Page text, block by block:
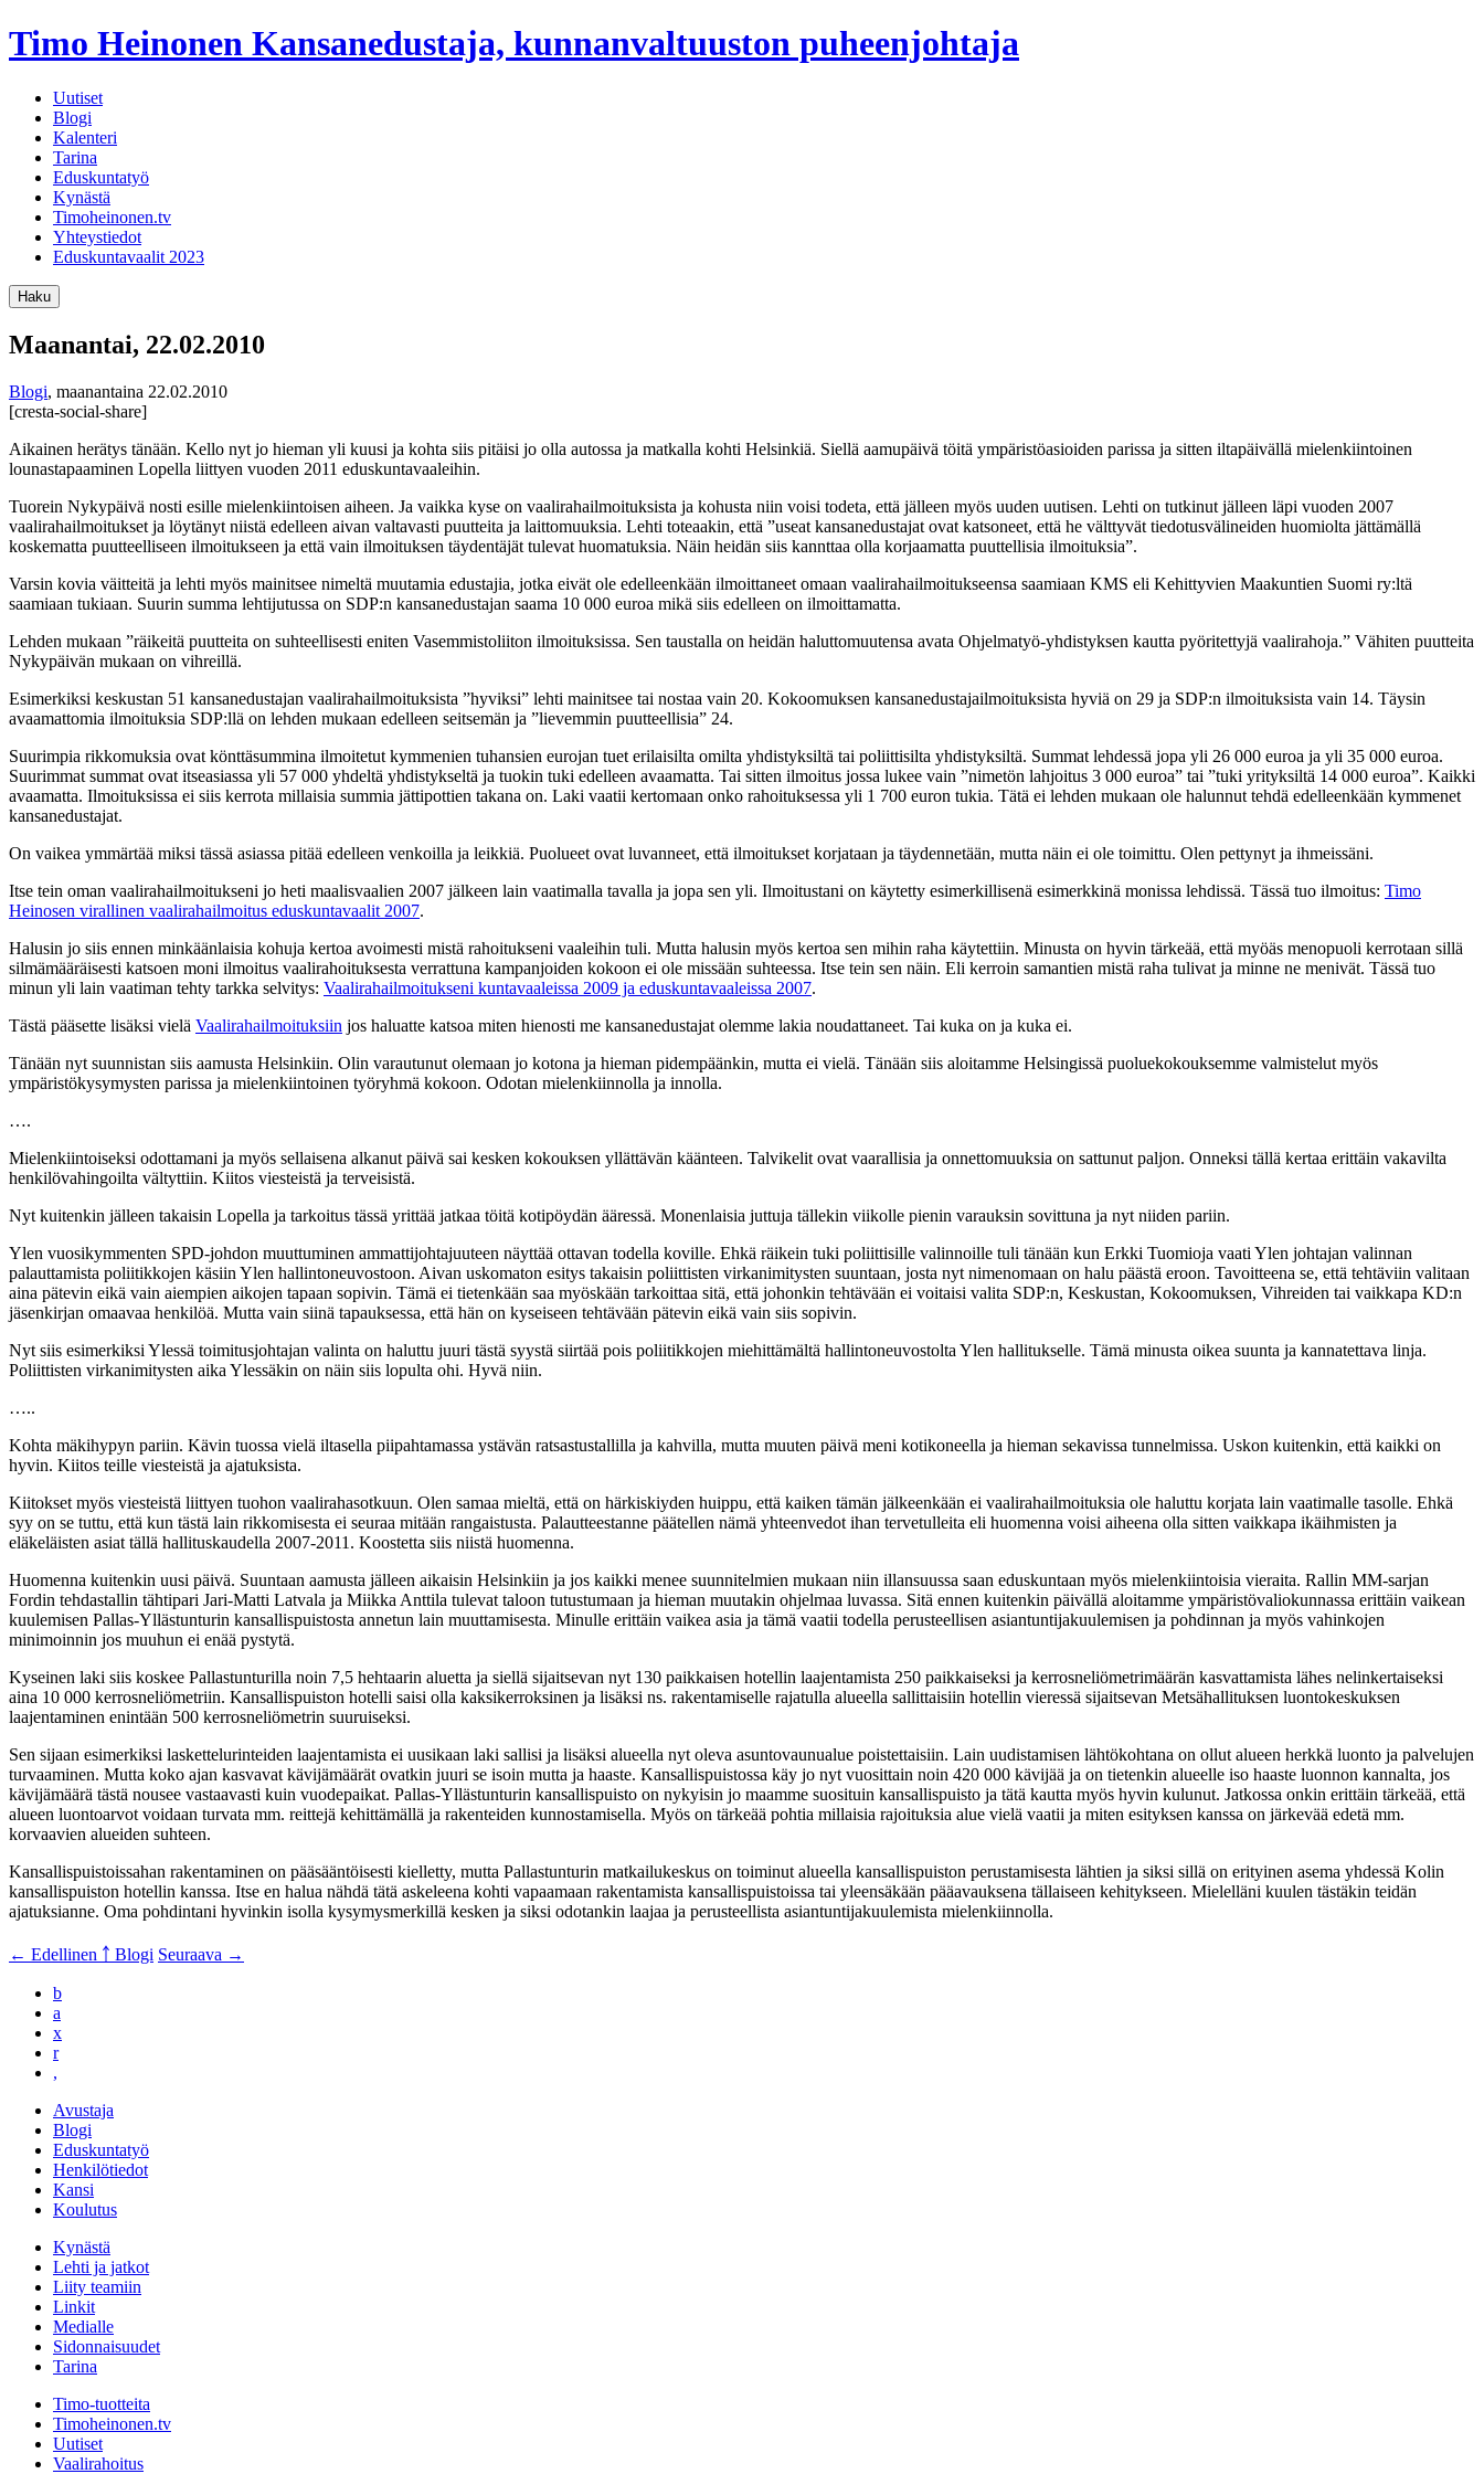
Timo Heinonen Kansanedustaja, kunnanvaltuuston puheenjohtaja
Uutiset
Blogi
Kalenteri
Tarina
Eduskuntatyö
Kynästä
Timoheinonen.tv
Yhteystiedot
Eduskuntavaalit 2023
Haku
Maanantai, 22.02.2010
Blogi, maanantaina 22.02.2010
[cresta-social-share]
Aikainen herätys tänään. Kello nyt jo hieman yli kuusi ja kohta siis pitäisi jo olla autossa ja matkalla kohti Helsinkiä. Siellä aamupäivä töitä ympäristöasioiden parissa ja sitten iltapäivällä mielenkiintoinen
lounastapaaminen Lopella liittyen vuoden 2011 eduskuntavaaleihin.
Tuorein Nykypäivä nosti esille mielenkiintoisen aiheen. Ja vaikka kyse on vaalirahailmoituksista ja kohusta niin voisi todeta, että jälleen myös uuden uutisen. Lehti on tutkinut jälleen läpi vuoden 2007
vaalirahailmoitukset ja löytänyt niistä edelleen aivan valtavasti puutteita ja laittomuuksia. Lehti toteaakin, että ”useat kansanedustajat ovat katsoneet, että he välttyvät tiedotusvälineiden huomiolta jättämällä
koskematta puutteelliseen ilmoitukseen ja että vain ilmoituksen täydentäjät tulevat huomatuksia. Näin heidän siis kannttaa olla korjaamatta puuttellisia ilmoituksia”.
Varsin kovia väitteitä ja lehti myös mainitsee nimeltä muutamia edustajia, jotka eivät ole edelleenkään ilmoittaneet omaan vaalirahailmoitukseensa saamiaan KMS eli Kehittyvien Maakuntien Suomi ry:ltä
saamiaan tukiaan. Suurin summa lehtijutussa on SDP:n kansanedustajan saama 10 000 euroa mikä siis edelleen on ilmoittamatta.
Lehden mukaan ”räikeitä puutteita on suhteellisesti eniten Vasemmistoliiton ilmoituksissa. Sen taustalla on heidän haluttomuutensa avata Ohjelmatyö-yhdistyksen kautta pyöritettyjä vaalirahoja.” Vähiten puutteita
Nykypäivän mukaan on vihreillä.
Esimerkiksi keskustan 51 kansanedustajan vaalirahailmoituksista ”hyviksi” lehti mainitsee tai nostaa vain 20. Kokoomuksen kansanedustajailmoituksista hyviä on 29 ja SDP:n ilmoituksista vain 14. Täysin
avaamattomia ilmoituksia SDP:llä on lehden mukaan edelleen seitsemän ja ”lievemmin puutteellisia” 24.
Suurimpia rikkomuksia ovat könttäsummina ilmoitetut kymmenien tuhansien eurojan tuet erilaisilta omilta yhdistyksiltä tai poliittisilta yhdistyksiltä. Summat lehdessä jopa yli 26 000 euroa ja yli 35 000 euroa.
Suurimmat summat ovat itseasiassa yli 57 000 yhdeltä yhdistykseltä ja tuokin tuki edelleen avaamatta. Tai sitten ilmoitus jossa lukee vain ”nimetön lahjoitus 3 000 euroa” tai ”tuki yrityksiltä 14 000 euroa”. Kaikki
avaamatta. Ilmoituksissa ei siis kerrota millaisia summia jättipottien takana on. Laki vaatii kertomaan onko rahoituksessa yli 1 700 euron tukia. Tätä ei lehden mukaan ole halunnut tehdä edelleenkään kymmenet
kansanedustajat.
On vaikea ymmärtää miksi tässä asiassa pitää edelleen venkoilla ja leikkiä. Puolueet ovat luvanneet, että ilmoitukset korjataan ja täydennetään, mutta näin ei ole toimittu. Olen pettynyt ja ihmeissäni.
Itse tein oman vaalirahailmoitukseni jo heti maalisvaalien 2007 jälkeen lain vaatimalla tavalla ja jopa sen yli. Ilmoitustani on käytetty esimerkillisenä esimerkkinä monissa lehdissä. Tässä tuo ilmoitus: Timo
Heinosen virallinen vaalirahailmoitus eduskuntavaalit 2007.
Halusin jo siis ennen minkäänlaisia kohuja kertoa avoimesti mistä rahoitukseni vaaleihin tuli. Mutta halusin myös kertoa sen mihin raha käytettiin. Minusta on hyvin tärkeää, että myöäs menopuoli kerrotaan sillä
silmämääräisesti katsoen moni ilmoitus vaalirahoituksesta verrattuna kampanjoiden kokoon ei ole missään suhteessa. Itse tein sen näin. Eli kerroin samantien mistä raha tulivat ja minne ne menivät. Tässä tuo
minun yli lain vaatiman tehty tarkka selvitys: Vaalirahailmoitukseni kuntavaaleissa 2009 ja eduskuntavaaleissa 2007.
Tästä pääsette lisäksi vielä Vaalirahailmoituksiin jos haluatte katsoa miten hienosti me kansanedustajat olemme lakia noudattaneet. Tai kuka on ja kuka ei.
Tänään nyt suunnistan siis aamusta Helsinkiin. Olin varautunut olemaan jo kotona ja hieman pidempäänkin, mutta ei vielä. Tänään siis aloitamme Helsingissä puoluekokouksemme valmistelut myös
ympäristökysymysten parissa ja mielenkiintoinen työryhmä kokoon. Odotan mielenkiinnolla ja innolla.
….
Mielenkiintoiseksi odottamani ja myös sellaisena alkanut päivä sai kesken kokouksen yllättävän käänteen. Talvikelit ovat vaarallisia ja onnettomuuksia on sattunut paljon. Onneksi tällä kertaa erittäin vakavilta
henkilövahingoilta vältyttiin. Kiitos viesteistä ja terveisistä.
Nyt kuitenkin jälleen takaisin Lopella ja tarkoitus tässä yrittää jatkaa töitä kotipöydän ääressä. Monenlaisia juttuja tällekin viikolle pienin varauksin sovittuna ja nyt niiden pariin.
Ylen vuosikymmenten SPD-johdon muuttuminen ammattijohtajuuteen näyttää ottavan todella koville. Ehkä räikein tuki poliittisille valinnoille tuli tänään kun Erkki Tuomioja vaati Ylen johtajan valinnan
palauttamista poliitikkojen käsiin Ylen hallintoneuvostoon. Aivan uskomaton esitys takaisin poliittisten virkanimitysten suuntaan, josta nyt nimenomaan on halu päästä eroon. Tavoitteena se, että tehtäviin valitaan
aina pätevin eikä vain aiempien aikojen tapaan sopivin. Tämä ei tietenkään saa myöskään tarkoittaa sitä, että johonkin tehtävään ei voitaisi valita SDP:n, Keskustan, Kokoomuksen, Vihreiden tai vaikkapa KD:n
jäsenkirjan omaavaa henkilöä. Mutta vain siinä tapauksessa, että hän on kyseiseen tehtävään pätevin eikä vain siis sopivin.
Nyt siis esimerkiksi Ylessä toimitusjohtajan valinta on haluttu juuri tästä syystä siirtää pois poliitikkojen miehittämältä hallintoneuvostolta Ylen hallitukselle. Tämä minusta oikea suunta ja kannatettava linja.
Poliittisten virkanimitysten aika Ylessäkin on näin siis lopulta ohi. Hyvä niin.
…..
Kohta mäkihypyn pariin. Kävin tuossa vielä iltasella piipahtamassa ystävän ratsastustallilla ja kahvilla, mutta muuten päivä meni kotikoneella ja hieman sekavissa tunnelmissa. Uskon kuitenkin, että kaikki on
hyvin. Kiitos teille viesteistä ja ajatuksista.
Kiitokset myös viesteistä liittyen tuohon vaalirahasotkuun. Olen samaa mieltä, että on härkiskiyden huippu, että kaiken tämän jälkeenkään ei vaalirahailmoituksia ole haluttu korjata lain vaatimalle tasolle. Ehkä
syy on se tuttu, että kun tästä lain rikkomisesta ei seuraa mitään rangaistusta. Palautteestanne päätellen nämä yhteenvedot ihan tervetulleita eli huomenna voisi aiheena olla sitten vaikkapa ikäihmisten ja
eläkeläisten asiat tällä hallituskaudella 2007-2011. Koostetta siis niistä huomenna.
Huomenna kuitenkin uusi päivä. Suuntaan aamusta jälleen aikaisin Helsinkiin ja jos kaikki menee suunnitelmien mukaan niin illansuussa saan eduskuntaan myös mielenkiintoisia vieraita. Rallin MM-sarjan
Fordin tehdastallin tähtipari Jari-Matti Latvala ja Miikka Anttila tulevat taloon tutustumaan ja hieman muutakin ohjelmaa luvassa. Sitä ennen kuitenkin päivällä aloitamme ympäristövaliokunnassa erittäin vaikean
kuulemisen Pallas-Yllästunturin kansallispuistosta annetun lain muuttamisesta. Minulle erittäin vaikea asia ja tämä vaatii todella perusteellisen asiantuntijakuulemisen ja pohdinnan ja myös vahinkojen
minimoinnin jos muuhun ei enää pystytä.
Kyseinen laki siis koskee Pallastunturilla noin 7,5 hehtaarin aluetta ja siellä sijaitsevan nyt 130 paikkaisen hotellin laajentamista 250 paikkaiseksi ja kerrosneliömetrimäärän kasvattamista lähes nelinkertaiseksi
aina 10 000 kerrosneliömetriin. Kansallispuiston hotelli saisi olla kaksikerroksinen ja lisäksi ns. rakentamiselle rajatulla alueella sallittaisiin hotellin vieressä sijaitsevan Metsähallituksen luontokeskuksen
laajentaminen enintään 500 kerrosneliömetrin suuruiseksi.
Sen sijaan esimerkiksi laskettelurinteiden laajentamista ei uusikaan laki sallisi ja lisäksi alueella nyt oleva asuntovaunualue poistettaisiin. Lain uudistamisen lähtökohtana on ollut alueen herkkä luonto ja palvelujen
turvaaminen. Mutta koko ajan kasvavat kävijämäärät ovatkin juuri se isoin mutta ja haaste. Kansallispuistossa käy jo nyt vuosittain noin 420 000 kävijää ja on tietenkin alueelle iso haaste luonnon kannalta, jos
kävijämäärä tästä nousee vastaavasti kuin vuodepaikat. Pallas-Yllästunturin kansallispuisto on nykyisin jo maamme suosituin kansallispuisto ja tätä kautta myös hyvin kulunut. Jatkossa onkin erittäin tärkeää, että
alueen luontoarvot voidaan turvata mm. reittejä kehittämällä ja rakenteiden kunnostamisella. Myös on tärkeää pohtia millaisia rajoituksia alue vielä vaatii ja miten esityksen kanssa on järkevää edetä mm.
korvaavien alueiden suhteen.
Kansallispuistoissahan rakentaminen on pääsääntöisesti kielletty, mutta Pallastunturin matkailukeskus on toiminut alueella kansallispuiston perustamisesta lähtien ja siksi sillä on erityinen asema yhdessä Kolin
kansallispuiston hotellin kanssa. Itse en halua nähdä tätä askeleena kohti vapaamaan rakentamista kansallispuistoissa tai yleensäkään pääavauksena tällaiseen kehitykseen. Mielelläni kuulen tästäkin teidän
ajatuksianne. Oma pohdintani hyvinkin isolla kysymysmerkillä kesken ja siksi odotankin laajaa ja perusteellista asiantuntijakuulemista mielenkiinnolla.
← Edellinen ￪ Blogi Seuraava →
b
a
x
r
,
Avustaja
Blogi
Eduskuntatyö
Henkilötiedot
Kansi
Koulutus
Kynästä
Lehti ja jatkot
Liity teamiin
Linkit
Medialle
Sidonnaisuudet
Tarina
Timo-tuotteita
Timoheinonen.tv
Uutiset
Vaalirahoitus